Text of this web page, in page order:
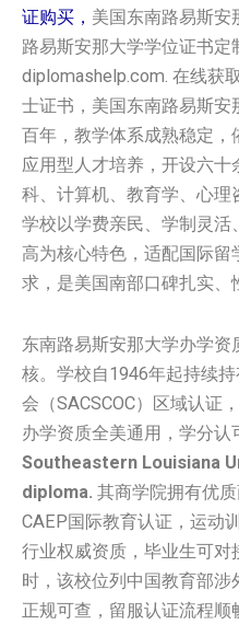
证购买， 美国‌‌东南路易斯安
路易斯安那大学‌学位证书定
diplomashelp.com. 在线获
士证书，美国‌‌东南路易斯
百年，教学体系成熟稳定
应用型人才培养，开设六
科、计算机、教育学、心理
学校以学费亲民、学制灵
高为核心特色，适配国际
求，是美国南部口碑扎实、
东南路易斯安那大学办学
核。学校自1946年起持续
会（SACSCOC）区域认证
办学资质全美通用，学分认
Southeastern Louisiana
diploma. 其商学院拥有优
CAEP国际教育认证，运动
行业权威资质，毕业生可
时，该校位列中国教育部
正规可查，留服认证流程顺